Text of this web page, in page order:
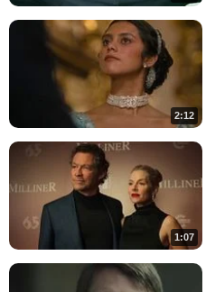
2:12
1:07